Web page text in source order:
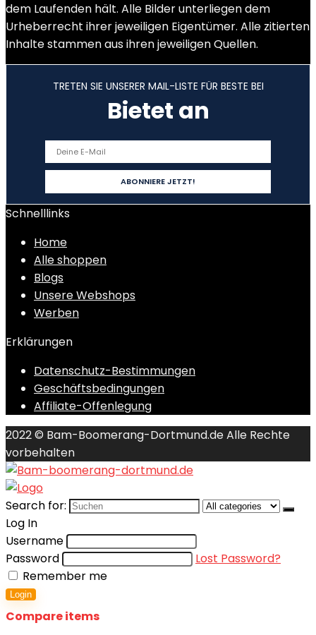
dem Laufenden hält. Alle Bilder unterliegen dem
Urheberrecht ihrer jeweiligen Eigentümer. Alle zitierten
Inhalte stammen aus ihren jeweiligen Quellen.
TRETEN SIE UNSERER MAIL-LISTE FÜR BESTE BEI
Bietet an
Schnelllinks
Home
Alle shoppen
Blogs
Unsere Webshops
Werben
Erklärungen
Datenschutz-Bestimmungen
Geschäftsbedingungen
Affiliate-Offenlegung
2022 © Bam-Boomerang-Dortmund.de Alle Rechte
vorbehalten
Search for:
Log In
Username
Password
Lost Password?
Remember me
Login
Compare items